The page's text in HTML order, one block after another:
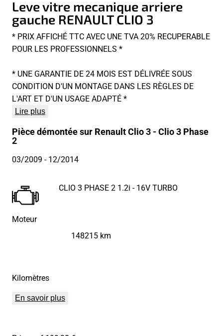
Leve vitre mecanique arriere
gauche RENAULT CLIO 3
* PRIX AFFICHÉ TTC AVEC UNE TVA 20% RECUPERABLE
POUR LES PROFESSIONNELS *
* UNE GARANTIE DE 24 MOIS EST DÉLIVRÉE SOUS
CONDITION D'UN MONTAGE DANS LES RÈGLES DE
L'ART ET D'UN USAGE ADAPTÉ *
Lire plus
Pièce démontée sur Renault Clio 3 - Clio 3 Phase
2
03/2009 - 12/2014
Moteur
CLIO 3 PHASE 2 1.2i - 16V TURBO
Kilomètres
148215 km
En savoir plus